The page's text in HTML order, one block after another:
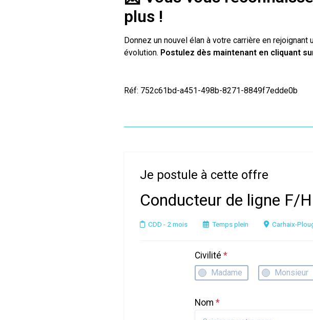
plus !
Donnez un nouvel élan à votre carrière en
évolution. Postulez dès maintenant en cliquant
Réf: 752c61bd-a451-498b-8271-8849f7edde0b
Je postule à cette offre
Conducteur de ligne F/H
CDD - 2 mois Temps plein Carhaix-
Civilité*
Madame Monsieur
Nom*